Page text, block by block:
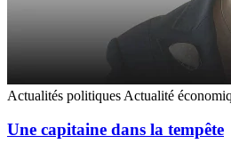
Actualités politiques Actualité
Une capitaine dans la tempête